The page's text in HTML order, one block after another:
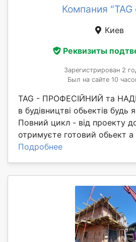
Компания
Киев
Реквизиты
Зарегистрирован 2
Был на сайте 10
TAG - ПРОФЕСІЙНИЙ та
в будівництві обьектів будь
Повний цикл - від проекту
отримуєте готовий обьект а
Подробнее